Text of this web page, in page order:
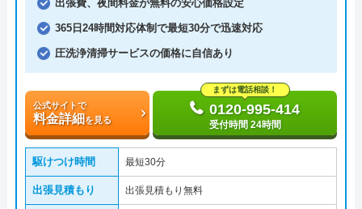
出張費、夜間料金が無料の安心価格設定
365日24時間対応体制で最短30分で迅速対応
圧洗浄清掃サービスの価格に自信あり
公式サイトで
料金詳細を見る
まずは電話相談！
0120-995-414
受付時間 24時間
駆けつけ時間 最短30分
出張見積もり 出張見積もり無料